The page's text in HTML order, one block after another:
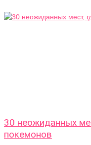
30 неожиданных
покемонов